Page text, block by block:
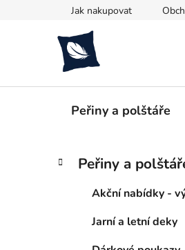
Jak nakupovat
Peřiny a polštáře
PPřeskočit
kategorie
K
a
Peřiny a
Akční nabídky -
Jarní a letní deky